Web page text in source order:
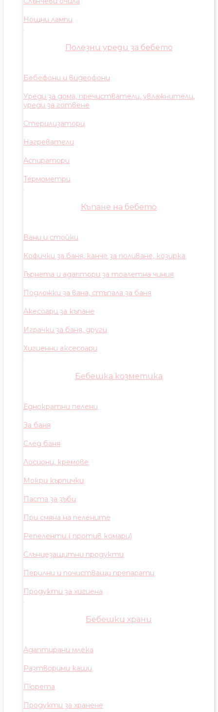
Нощни лампи
Полезни уреди за бебето
Бебефони и видеофони
Уреди за дома, пречистватели, увлажнители,
уреди за готвене
Стерилизатори
Нагреватели
Аспиратори
Термометри
Къпане на бебето
Вани и стойки
Кофички за баня, канче за поливане, козирка
Гърнета и адаптори за тоалетна чиния
Подложки за вана, стъпала за баня
Акесоари за къпане
Играчки за баня, други
Хигиенни аксесоари
Бебешка козметика
Еднократни пелени
За баня
След баня
Лосиони, кремове
Мокри кърпички
Паста за зъби
При смяна на пелените
Репеленти ( против комари)
Слънцезащитни продукти
Перилни и почистващи препарати
Продукти за хигиена
Бебешки храни
Адаптирани млека
Разтворими каши
Пюрета
Продукти за хранене